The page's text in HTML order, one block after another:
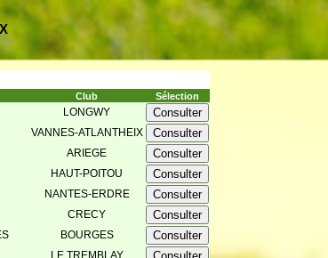
Club Sélection
LONGWY
VANNES-ATLANTHEIX
ARIEGE
HAUT-POITOU
NANTES-ERDRE
CRECY
BOURGES
LE TREMBLAY